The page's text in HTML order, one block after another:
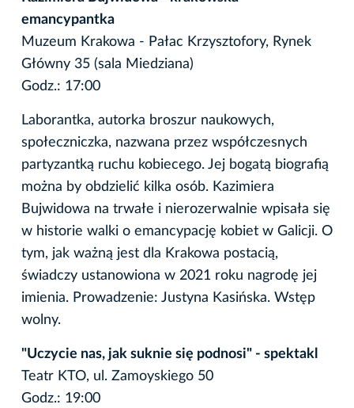
emancypantka
Muzeum Krakowa - Pałac Krzysztofory, Rynek
Główny 35 (sala Miedziana)
Godz.: 17:00
Laborantka, autorka broszur naukowych,
społeczniczka, nazwana przez współczesnych
partyzantką ruchu kobiecego. Jej bogatą biografią
można by obdzielić kilka osób. Kazimiera
Bujwidowa na trwałe i nierozerwalnie wpisała się
w historie walki o emancypację kobiet w Galicji. O
tym, jak ważną jest dla Krakowa postacią,
świadczy ustanowiona w 2021 roku nagrodę jej
imienia. Prowadzenie: Justyna Kasińska. Wstęp
wolny.
"Uczycie nas, jak suknie się podnosi" - spektakl
Teatr KTO, ul. Zamoyskiego 50
Godz.: 19:00